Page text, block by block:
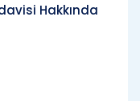
Hakkında